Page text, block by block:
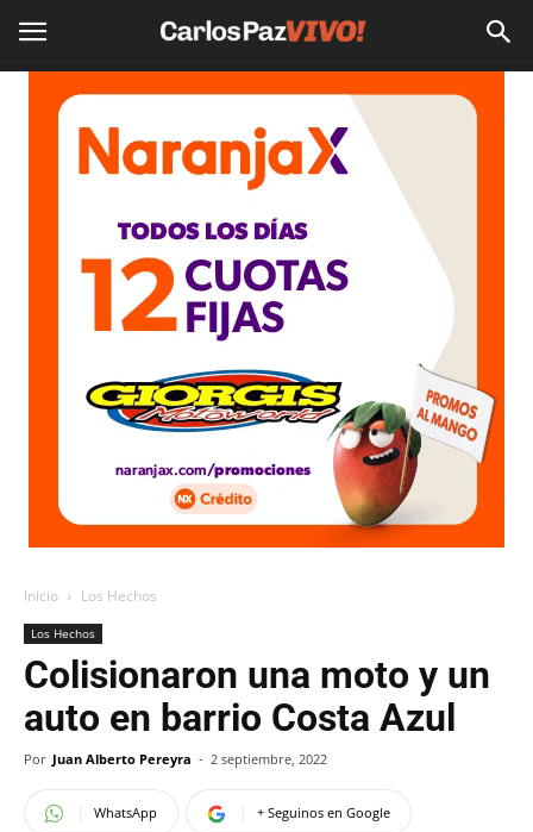
Inicio Los Hechos
Los Hechos
Colisionaron una moto y un
auto en barrio Costa Azul
Por Juan Alberto Pereyra - 2 septiembre, 2022
WhatsApp + Seguinos en Google